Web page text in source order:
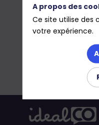
A propos des
Ce site utilise des
votre expérience.